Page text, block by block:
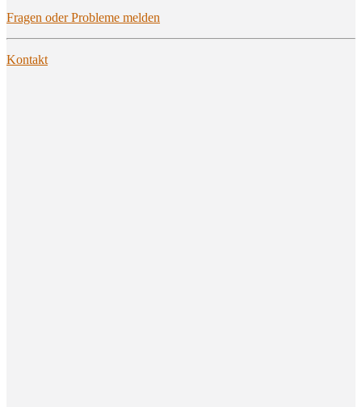
Fra­gen oder Pro­ble­me melden
Kon­takt